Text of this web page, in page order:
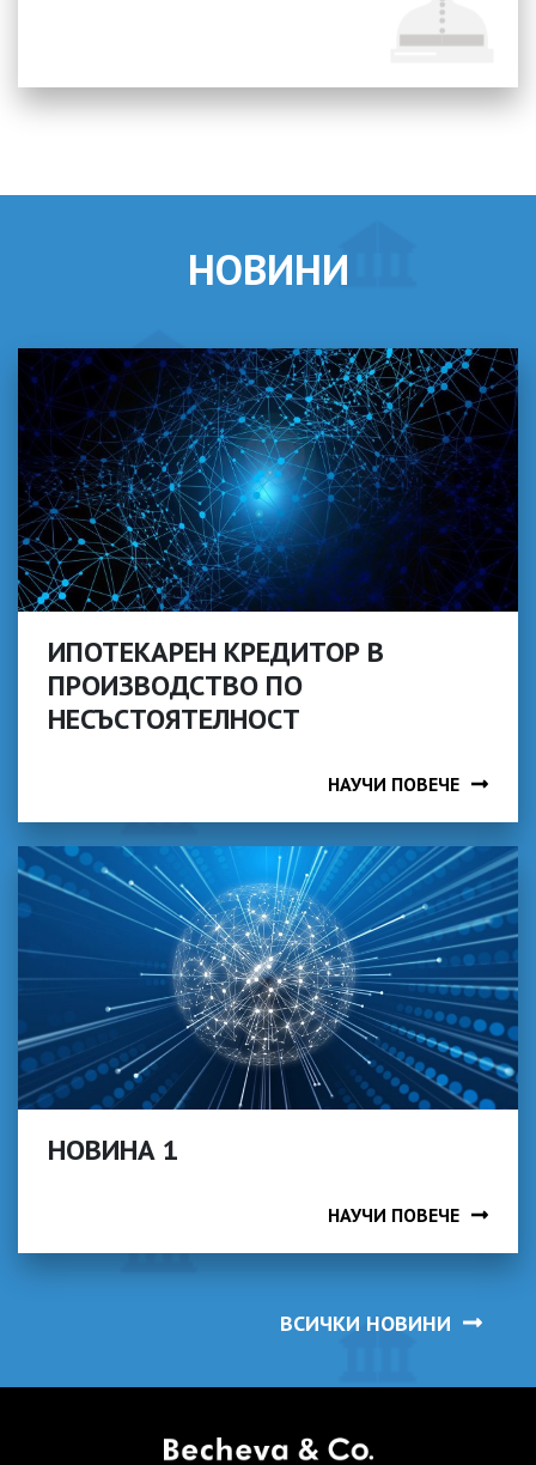
НОВИНИ
ИПОТЕКАРЕН КРЕДИТОР В
ПРОИЗВОДСТВО ПО
НЕСЪСТОЯТЕЛНОСТ
НАУЧИ ПОВЕЧЕ
НОВИНА 1
НАУЧИ ПОВЕЧЕ
ВСИЧКИ НОВИНИ